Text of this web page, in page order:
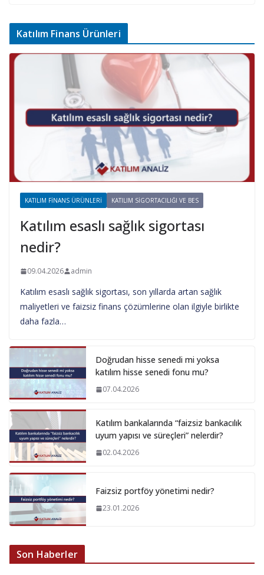
Katılım Finans Ürünleri
KATILIM FINANS ÜRÜNLERI KATILIM SIGORTACILIĞI VE BES
Katılım esaslı sağlık sigortası
nedir?
09.04.2026 admin
Katılım esaslı sağlık sigortası, son yıllarda artan sağlık
maliyetleri ve faizsiz finans çözümlerine olan ilgiyle birlikte
daha fazla…
Doğrudan hisse senedi mi yoksa
katılım hisse senedi fonu mu?
07.04.2026
Katılım bankalarında “faizsiz bankacılık
uyum yapısı ve süreçleri” nelerdir?
02.04.2026
Faizsiz portföy yönetimi nedir?
23.01.2026
Son Haberler